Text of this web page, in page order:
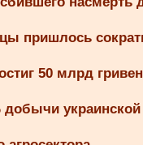
пришлось
50 млрд гривен
добычи